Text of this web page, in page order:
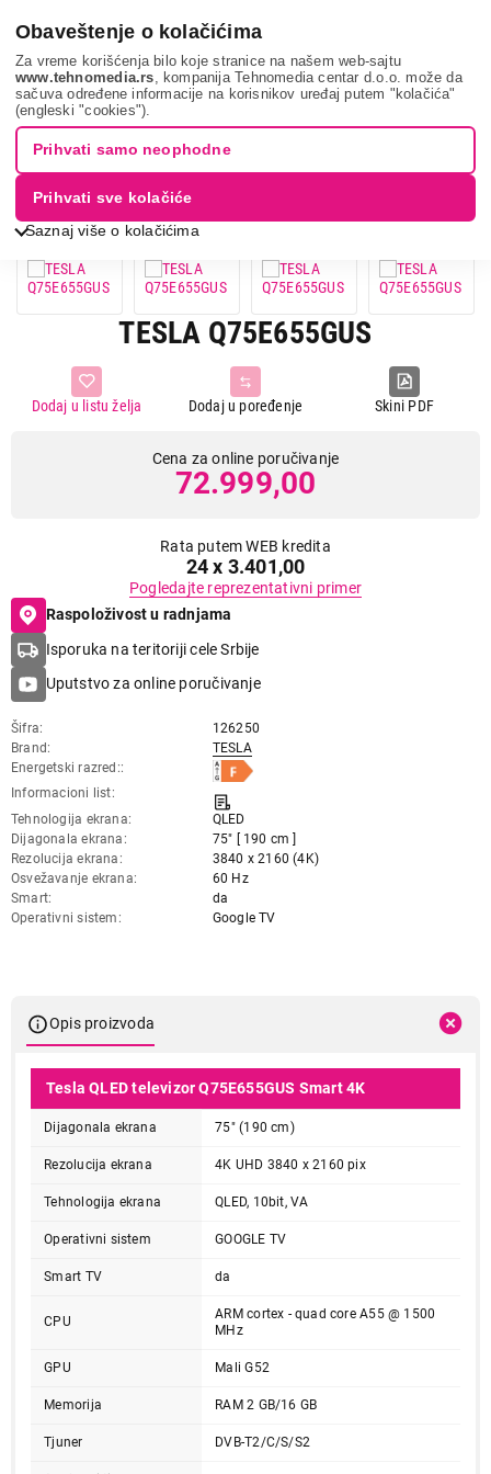
Obaveštenje o kolačićima
Za vreme korišćenja bilo koje stranice na našem web-sajtu
www.tehnomedia.rs , kompanija Tehnomedia centar d.o.o. može da
sačuva određene informacije na korisnikov uređaj putem "kolačića"
(engleski "cookies").
Saznaj više o kolačićima
Prihvati samo neophodne
Prihvati sve kolačiće
Tv, audio, video i foto Televizori 75 inča
Tesla
q75e655gu...
TESLA Q75E655GUS
Skini PDF
Dodaj u poređenje
Dodaj u listu želja
Cena za online poručivanje
72.999,00
Rata putem WEB kredita
24 x 3.401,00
Pogledajte reprezentativni primer
Raspoloživost u radnjama
Isporuka na teritoriji cele Srbije
Uputstvo za online poručivanje
Šifra
126250
Brand
TESLA
Energetski razred:
Informacioni list
Tehnologija ekrana
QLED
Dijagonala ekrana
75" [ 190 cm ]
Rezolucija ekrana
3840 x 2160 (4K)
Osvežavanje ekrana
60 Hz
Smart
da
Operativni sistem
Google TV
Opis proizvoda
Tesla QLED televizor Q75E655GUS Smart 4K
Dijagonala ekrana 75" (190 cm)
Rezolucija ekrana 4K UHD 3840 x 2160 pix
Tehnologija ekrana QLED, 10bit, VA
Operativni sistem GOOGLE TV
Smart TV da
CPU
ARM cortex - quad core A55 @ 1500
MHz
GPU Mali G52
Memorija RAM 2 GB/16 GB
Tjuner DVB-T2/C/S/S2